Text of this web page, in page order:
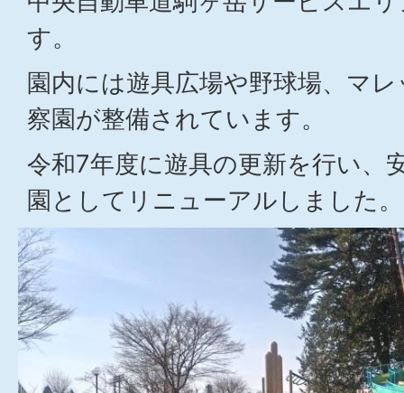
す。
園内には遊具広場や野球場、マ
察園が整備されています。
令和7年度に遊具の更新を行い、
園としてリニューアルしました。